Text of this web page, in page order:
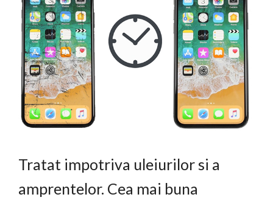
Tratat impotriva uleiurilor si a
amprentelor. Cea mai buna